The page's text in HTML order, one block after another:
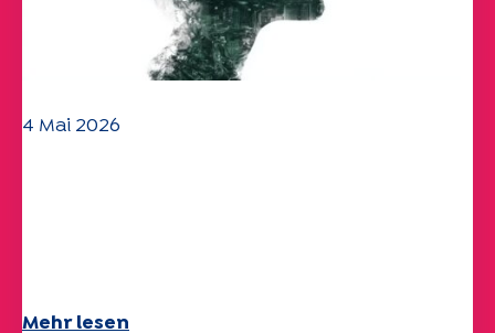
4 Mai 2026
Mehr lesen